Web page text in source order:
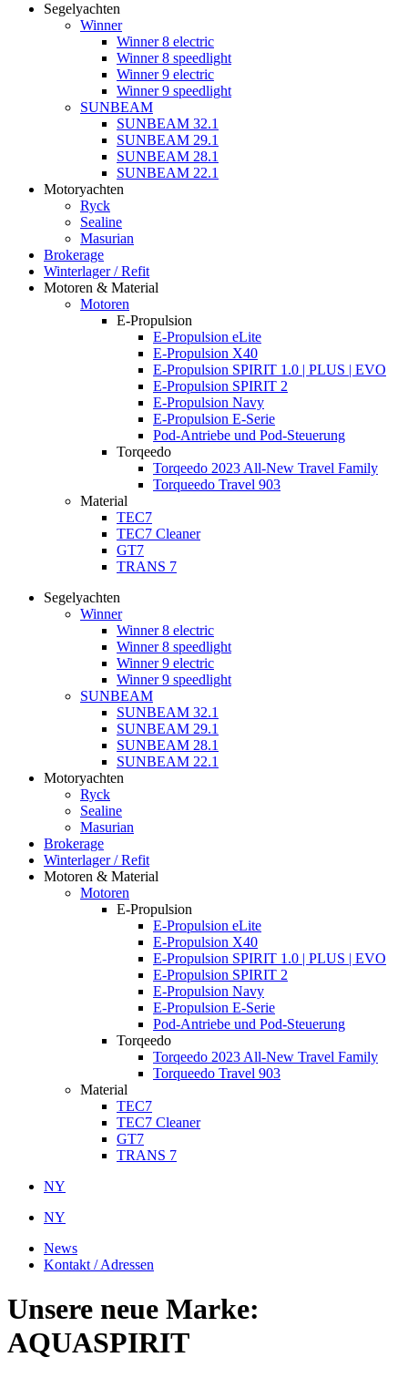
Segelyachten
Winner
Winner 8 electric
Winner 8 speedlight
Winner 9 electric
Winner 9 speedlight
SUNBEAM
SUNBEAM 32.1
SUNBEAM 29.1
SUNBEAM 28.1
SUNBEAM 22.1
Motoryachten
Ryck
Sealine
Masurian
Brokerage
Winterlager / Refit
Motoren & Material
Motoren
E-Propulsion
E-Propulsion eLite
E-Propulsion X40
E-Propulsion SPIRIT 1.0 | PLUS | EVO
E-Propulsion SPIRIT 2
E-Propulsion Navy
E-Propulsion E-Serie
Pod-Antriebe und Pod-Steuerung
Torqeedo
Torqeedo 2023 All-New Travel Family
Torqueedo Travel 903
Material
TEC7
TEC7 Cleaner
GT7
TRANS 7
Segelyachten
Winner
Winner 8 electric
Winner 8 speedlight
Winner 9 electric
Winner 9 speedlight
SUNBEAM
SUNBEAM 32.1
SUNBEAM 29.1
SUNBEAM 28.1
SUNBEAM 22.1
Motoryachten
Ryck
Sealine
Masurian
Brokerage
Winterlager / Refit
Motoren & Material
Motoren
E-Propulsion
E-Propulsion eLite
E-Propulsion X40
E-Propulsion SPIRIT 1.0 | PLUS | EVO
E-Propulsion SPIRIT 2
E-Propulsion Navy
E-Propulsion E-Serie
Pod-Antriebe und Pod-Steuerung
Torqeedo
Torqeedo 2023 All-New Travel Family
Torqueedo Travel 903
Material
TEC7
TEC7 Cleaner
GT7
TRANS 7
NY
NY
News
Kontakt / Adressen
Unsere neue Marke:
AQUASPIRIT